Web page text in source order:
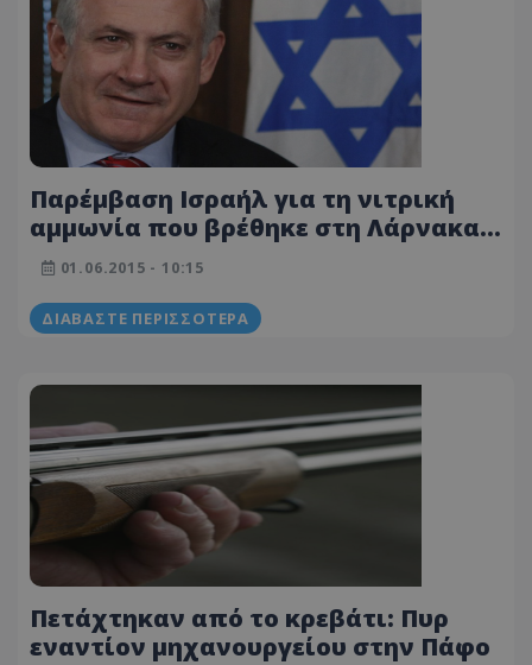
Παρέμβαση Ισραήλ για τη νιτρική
αμμωνία που βρέθηκε στη Λάρνακα -
Δείχνει Ιράν
01.06.2015 - 10:15
ΔΙΑΒΆΣΤΕ ΠΕΡΙΣΣΌΤΕΡΑ
Πετάχτηκαν από το κρεβάτι: Πυρ
εναντίον μηχανουργείου στην Πάφο